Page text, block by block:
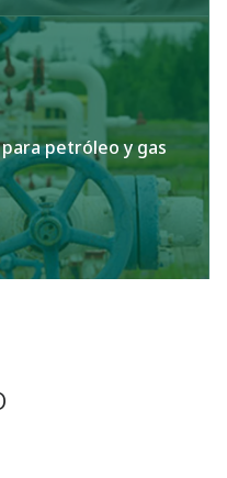
petróleo y gas